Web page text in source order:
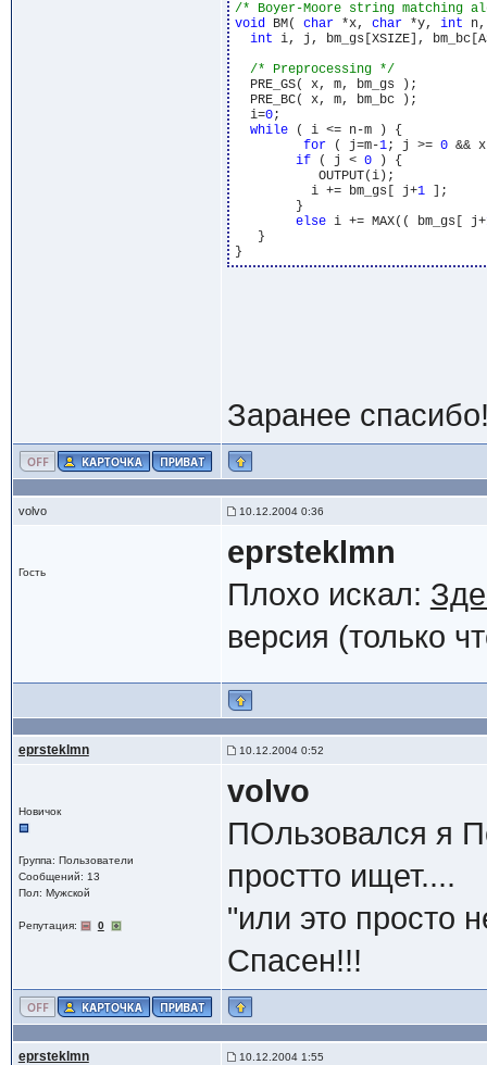
/* Boyer-Moore string matching
void BM( char *x, char *y, int
int i, j, bm_gs[XSIZE],
/* Preprocessing */
  PRE_GS( x, m, bm_gs );
  PRE_BC( x, m, bm_bc );
  i=
0;
while ( i <= n-m ) {
for ( j=m-1; j >= 0 &&
if ( j < 0 ) {
	  i += bm_gs[ j+
1 ];
else i += MAX(( bm_gs[ j+
   }
Заранее
volvo 10.12.2004 0:36
Гость
eprsteklmn
Плохо искал:
версия (только
eprsteklmn 10.12.2004 0:52
Новичок
Группа: Пользователи
Сообщений: 13
Пол: Мужской
Репутация: 0
volvo
ПОльзовался я
простто ищет....
"или это просто
Спасен!!!
eprsteklmn 10.12.2004 1:55